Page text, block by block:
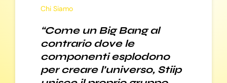
Chi Siamo
“Come un Big Bang al
contrario dove le
componenti esplodono
per creare l’universo, Stiip